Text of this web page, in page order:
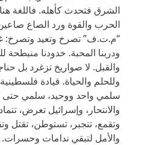
الشرق فتحدث كأهله. فاللغة
الحرب والقوة ورد الصاع
“م.ت.ف” تصرخ وتعيد وتصرخ:
ودربنا المحبة. خدودنا منبطحة
والقبل. لا صواريخ تزغرد بل
وللحلم والحياة. قيادة
سلمي واحد ووحيد، سلمي حتى
والانتحار، وإسرائيل تعرض،
وتقمع، تتجبر، تستوطن، تقتل
والأمل لتبقي ندامات